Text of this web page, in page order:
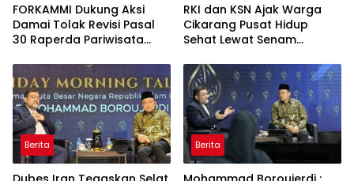
FORKAMMI Dukung Aksi
Damai Tolak Revisi Pasal
30 Raperda Pariwisata
RKI dan KSN Ajak Warga
Cikarang Pusat Hidup
Sehat Lewat Senam
Konseling
Berita Berita